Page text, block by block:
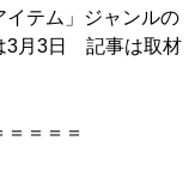
イテム」ジャンルの
3月3日 記事は取材
＝＝＝